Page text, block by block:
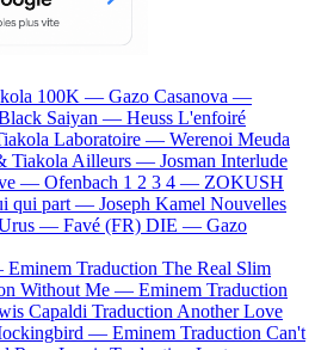
100K — Gazo Casanova —
Saiyan — Heuss L'enfoiré
Laboratoire — Werenoi Meuda
Tiakola Ailleurs — Josman Interlude
— Ofenbach 1 2 3 4 — ZOKUSH
qui part — Joseph Kamel Nouvelles
— Favé (FR) DIE — Gazo
Eminem Traduction The Real Slim
Without Me — Eminem Traduction
Capaldi Traduction Another Love
— Eminem Traduction Can't